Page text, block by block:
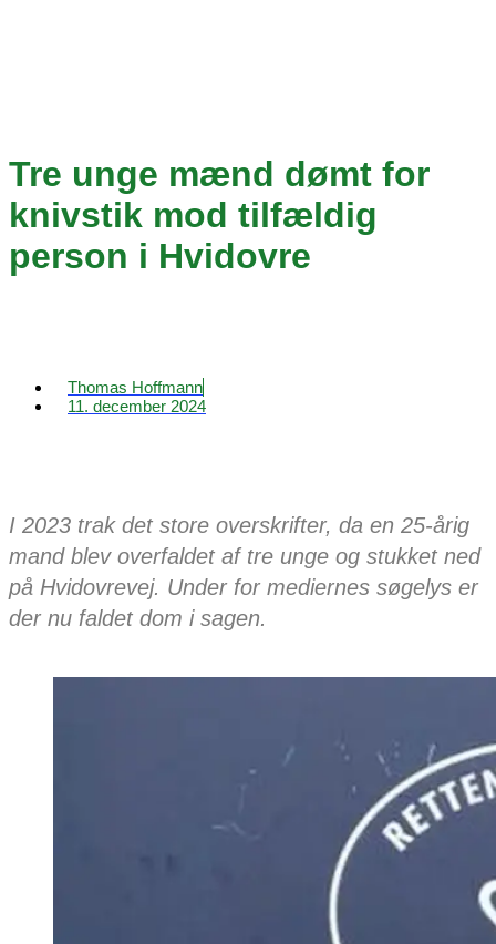
Tre unge mænd dømt for
knivstik mod tilfældig
person i Hvidovre
Thomas Hoffmann
11. december 2024
I 2023 trak det store overskrifter, da en 25-årig
mand blev overfaldet af tre unge og stukket ned
på Hvidovrevej. Under for mediernes søgelys er
der nu faldet dom i sagen.